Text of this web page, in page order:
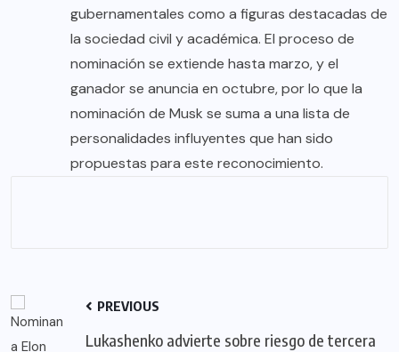
gubernamentales como a figuras destacadas de
la sociedad civil y académica. El proceso de
nominación se extiende hasta marzo, y el
ganador se anuncia en octubre, por lo que la
nominación de Musk se suma a una lista de
personalidades influyentes que han sido
propuestas para este reconocimiento.
PREVIOUS
Lukashenko advierte sobre riesgo de tercera